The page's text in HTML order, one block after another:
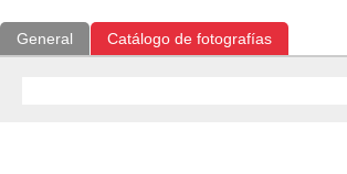
General Catálogo de fotografías